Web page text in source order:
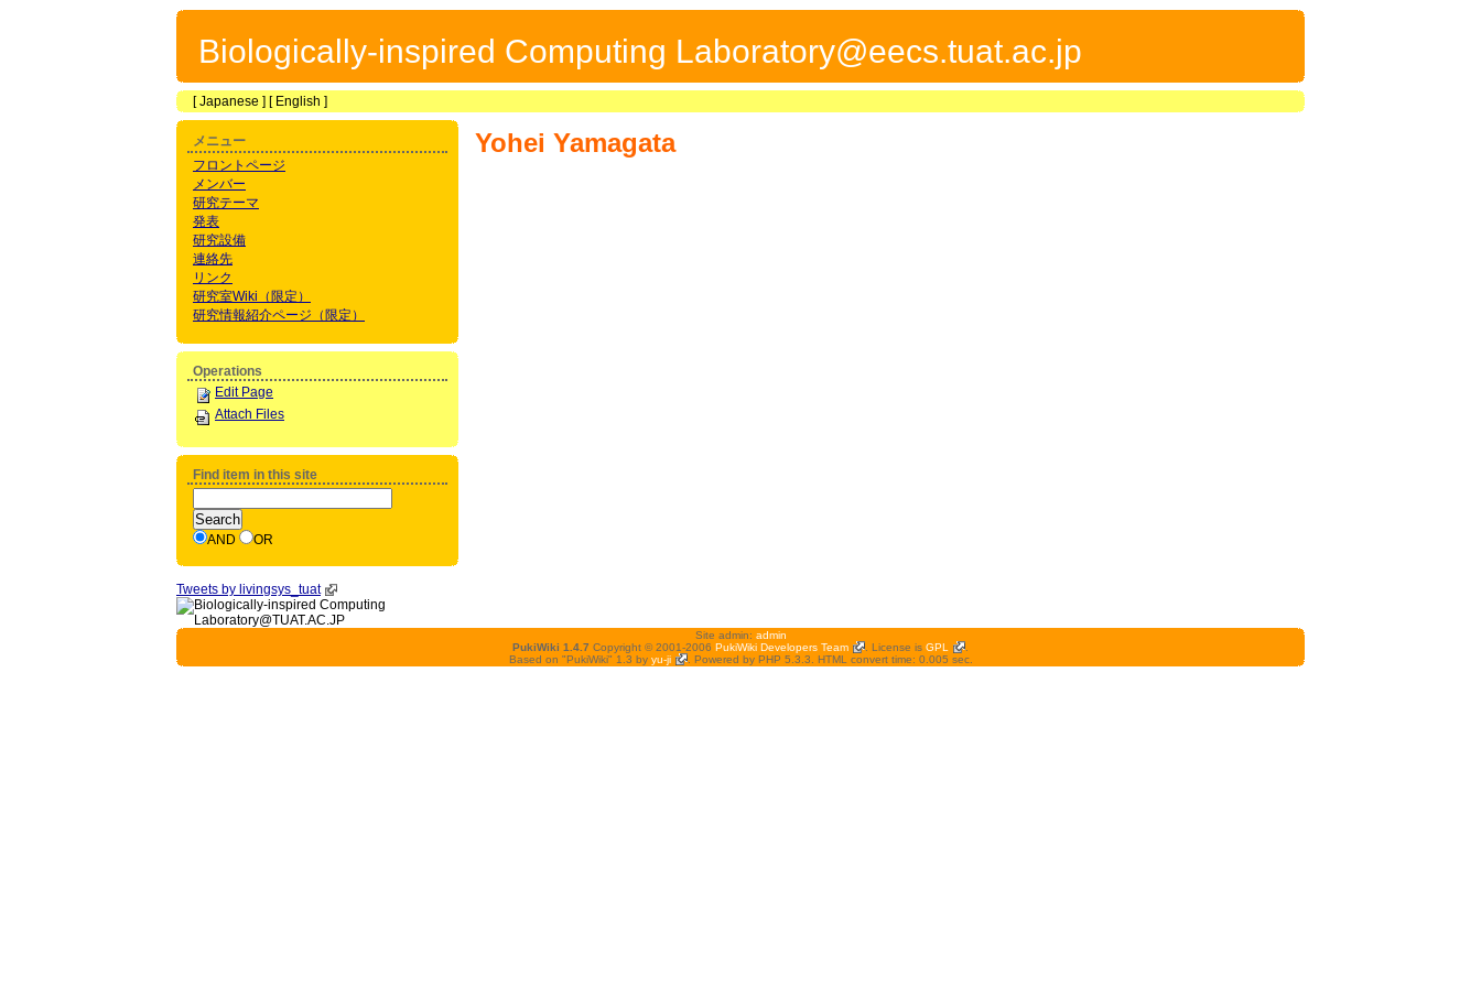
Biologically-inspired Computing Laboratory@eecs.tuat.ac.jp
[Japanese ] [ English ]
Yohei Yamagata
メニュー
フロントページ
メンバー
研究テーマ
発表
研究設備
連絡先
リンク
研究室Wiki（限定）
研究情報紹介ページ（限定）
Operations
Edit Page
Attach Files
Find item in this site
AND OR
Tweets by livingsys_tuat
Site admin: admin
PukiWiki 1.4.7 Copyright © 2001-2006 PukiWiki Developers Team . License is GPL
Based on "PukiWiki" 1.3 by yu-ji . Powered by PHP 5.3.3. HTML convert time: 0.005 sec.